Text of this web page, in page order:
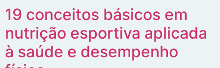
19 conceitos básicos em
nutrição esportiva aplicada
à saúde e desempenho